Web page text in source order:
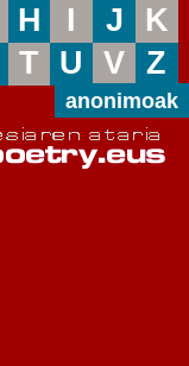
H I J
K
T U V Z
anonimoak